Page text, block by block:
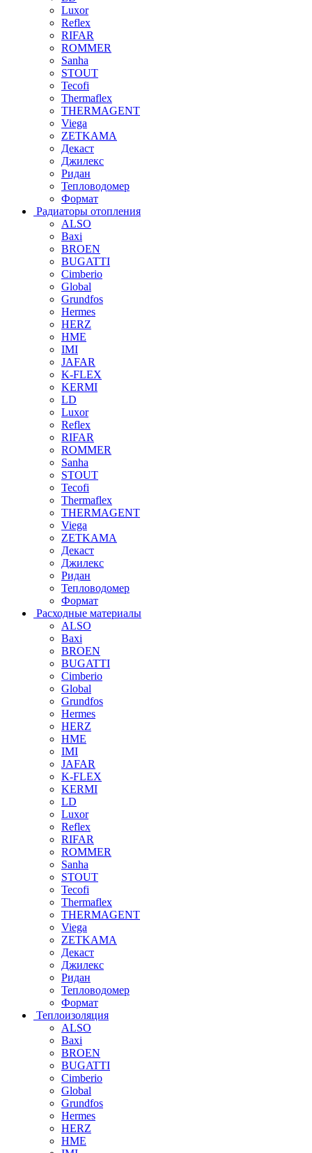
Luxor
Reflex
RIFAR
ROMMER
Sanha
STOUT
Tecofi
Thermaflex
THERMAGENT
Viega
ZETKAMA
Декаст
Джилекс
Ридан
Тепловодомер
Формат
Радиаторы отопления
ALSO
Baxi
BROEN
BUGATTI
Cimberio
Global
Grundfos
Hermes
HERZ
HME
IMI
JAFAR
K-FLEX
KERMI
LD
Luxor
Reflex
RIFAR
ROMMER
Sanha
STOUT
Tecofi
Thermaflex
THERMAGENT
Viega
ZETKAMA
Декаст
Джилекс
Ридан
Тепловодомер
Формат
Расходные материалы
ALSO
Baxi
BROEN
BUGATTI
Cimberio
Global
Grundfos
Hermes
HERZ
HME
IMI
JAFAR
K-FLEX
KERMI
LD
Luxor
Reflex
RIFAR
ROMMER
Sanha
STOUT
Tecofi
Thermaflex
THERMAGENT
Viega
ZETKAMA
Декаст
Джилекс
Ридан
Тепловодомер
Формат
Теплоизоляция
ALSO
Baxi
BROEN
BUGATTI
Cimberio
Global
Grundfos
Hermes
HERZ
HME